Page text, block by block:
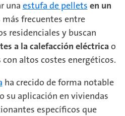
una estufa de pellets en un
frecuentes entre
residenciales y buscan
a la calefacción eléctricao
altos costes energéticos.
ha crecido de forma notable
su aplicación en viviendas
específicos que